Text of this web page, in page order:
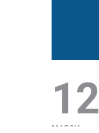
12
MARCH